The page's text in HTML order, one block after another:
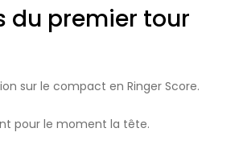
du premier tour
sur le compact en Ringer Score.
pour le moment la tête.